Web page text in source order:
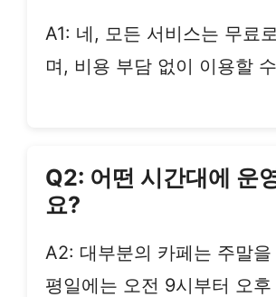
A1: 네, 모든 서비스는 무료
며, 비용 부담 없이 이용할
Q2: 어떤 시간대에 운
요?
A2: 대부분의 카페는 주말을
평일에는 오전 9시부터 오후